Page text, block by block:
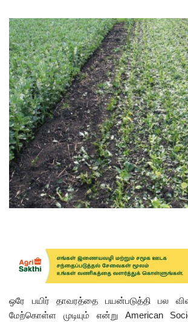
ஒரே பயிர் தாவரத்தை பயன்படுத்தி பல
மேற்கொள்ள முடியும் என்று American